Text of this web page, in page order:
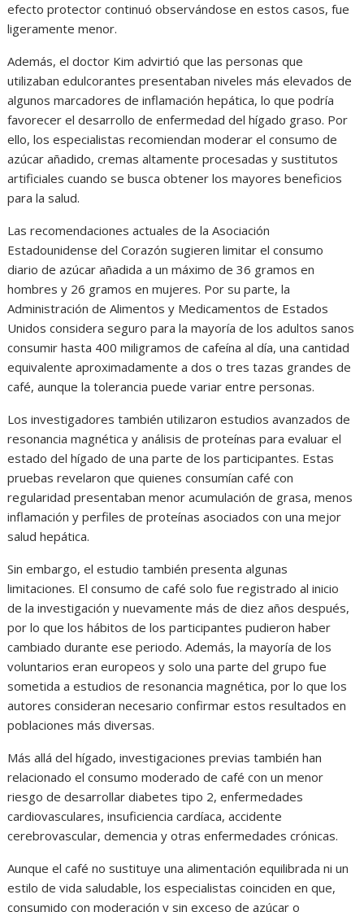
efecto protector continuó observándose en estos casos, fue
ligeramente menor.
Además, el doctor Kim advirtió que las personas que
utilizaban edulcorantes presentaban niveles más elevados de
algunos marcadores de inflamación hepática, lo que podría
favorecer el desarrollo de enfermedad del hígado graso. Por
ello, los especialistas recomiendan moderar el consumo de
azúcar añadido, cremas altamente procesadas y sustitutos
artificiales cuando se busca obtener los mayores beneficios
para la salud.
Las recomendaciones actuales de la Asociación
Estadounidense del Corazón sugieren limitar el consumo
diario de azúcar añadida a un máximo de 36 gramos en
hombres y 26 gramos en mujeres. Por su parte, la
Administración de Alimentos y Medicamentos de Estados
Unidos considera seguro para la mayoría de los adultos sanos
consumir hasta 400 miligramos de cafeína al día, una cantidad
equivalente aproximadamente a dos o tres tazas grandes de
café, aunque la tolerancia puede variar entre personas.
Los investigadores también utilizaron estudios avanzados de
resonancia magnética y análisis de proteínas para evaluar el
estado del hígado de una parte de los participantes. Estas
pruebas revelaron que quienes consumían café con
regularidad presentaban menor acumulación de grasa, menos
inflamación y perfiles de proteínas asociados con una mejor
salud hepática.
Sin embargo, el estudio también presenta algunas
limitaciones. El consumo de café solo fue registrado al inicio
de la investigación y nuevamente más de diez años después,
por lo que los hábitos de los participantes pudieron haber
cambiado durante ese periodo. Además, la mayoría de los
voluntarios eran europeos y solo una parte del grupo fue
sometida a estudios de resonancia magnética, por lo que los
autores consideran necesario confirmar estos resultados en
poblaciones más diversas.
Más allá del hígado, investigaciones previas también han
relacionado el consumo moderado de café con un menor
riesgo de desarrollar diabetes tipo 2, enfermedades
cardiovasculares, insuficiencia cardíaca, accidente
cerebrovascular, demencia y otras enfermedades crónicas.
Aunque el café no sustituye una alimentación equilibrada ni un
estilo de vida saludable, los especialistas coinciden en que,
consumido con moderación y sin exceso de azúcar o